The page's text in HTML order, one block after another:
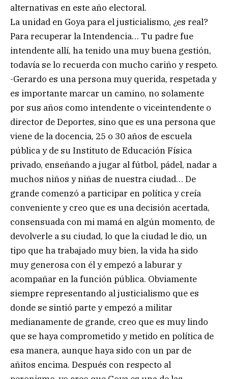
alternativas en este año electoral.
La unidad en Goya para el justicialismo, ¿es real?
Para recuperar la Intendencia… Tu padre fue
intendente allí, ha tenido una muy buena gestión,
todavía se lo recuerda con mucho cariño y respeto.
-Gerardo es una persona muy querida, respetada y
es importante marcar un camino, no solamente
por sus años como intendente o viceintendente o
director de Deportes, sino que es una persona que
viene de la docencia, 25 o 30 años de escuela
pública y de su Instituto de Educación Física
privado, enseñando a jugar al fútbol, pádel, nadar a
muchos niños y niñas de nuestra ciudad… De
grande comenzó a participar en política y creía
conveniente y creo que es una decisión acertada,
consensuada con mi mamá en algún momento, de
devolverle a su ciudad, lo que la ciudad le dio, un
tipo que ha trabajado muy bien, la vida ha sido
muy generosa con él y empezó a laburar y
acompañar en la función pública. Obviamente
siempre representando al justicialismo que es
donde se sintió parte y empezó a militar
medianamente de grande, creo que es muy lindo
que se haya comprometido y metido en política de
esa manera, aunque haya sido con un par de
añitos encima. Después con respecto al